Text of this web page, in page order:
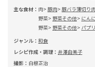
主な食材： 肉 豚肉 豚バラ薄切り
野菜
野菜その他
にん
野菜
野菜その他
パプ
ジャンル： 和食
レシピ作成・調理： 井澤由美子
撮影： 白根正治